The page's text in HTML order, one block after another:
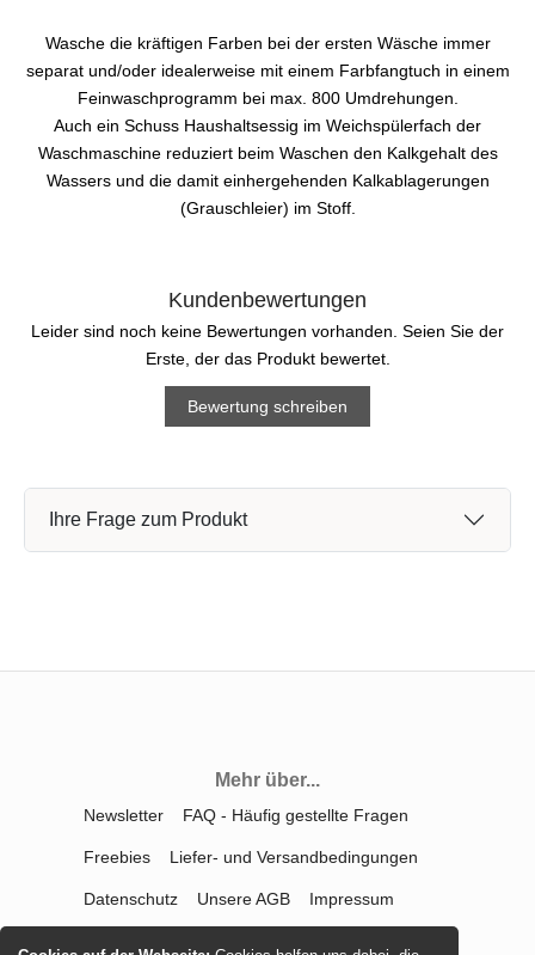
Wasche die kräftigen Farben bei der ersten Wäsche immer
separat und/oder idealerweise mit einem Farbfangtuch in einem
Feinwaschprogramm bei max. 800 Umdrehungen.
Auch ein Schuss Haushaltsessig im Weichspülerfach der
Waschmaschine reduziert beim Waschen den Kalkgehalt des
Wassers und die damit einhergehenden Kalkablagerungen
(Grauschleier) im Stoff.
Kundenbewertungen
Leider sind noch keine Bewertungen vorhanden. Seien Sie der
Erste, der das Produkt bewertet.
Bewertung schreiben
Ihre Frage zum Produkt
Mehr über...
Newsletter FAQ - Häufig gestellte Fragen
Freebies Liefer- und Versandbedingungen
Datenschutz Unsere AGB Impressum